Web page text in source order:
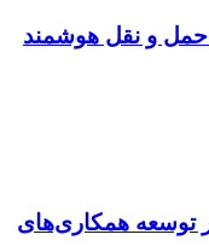
حمل و نقل هوشمند
توسعه همکاری‌های